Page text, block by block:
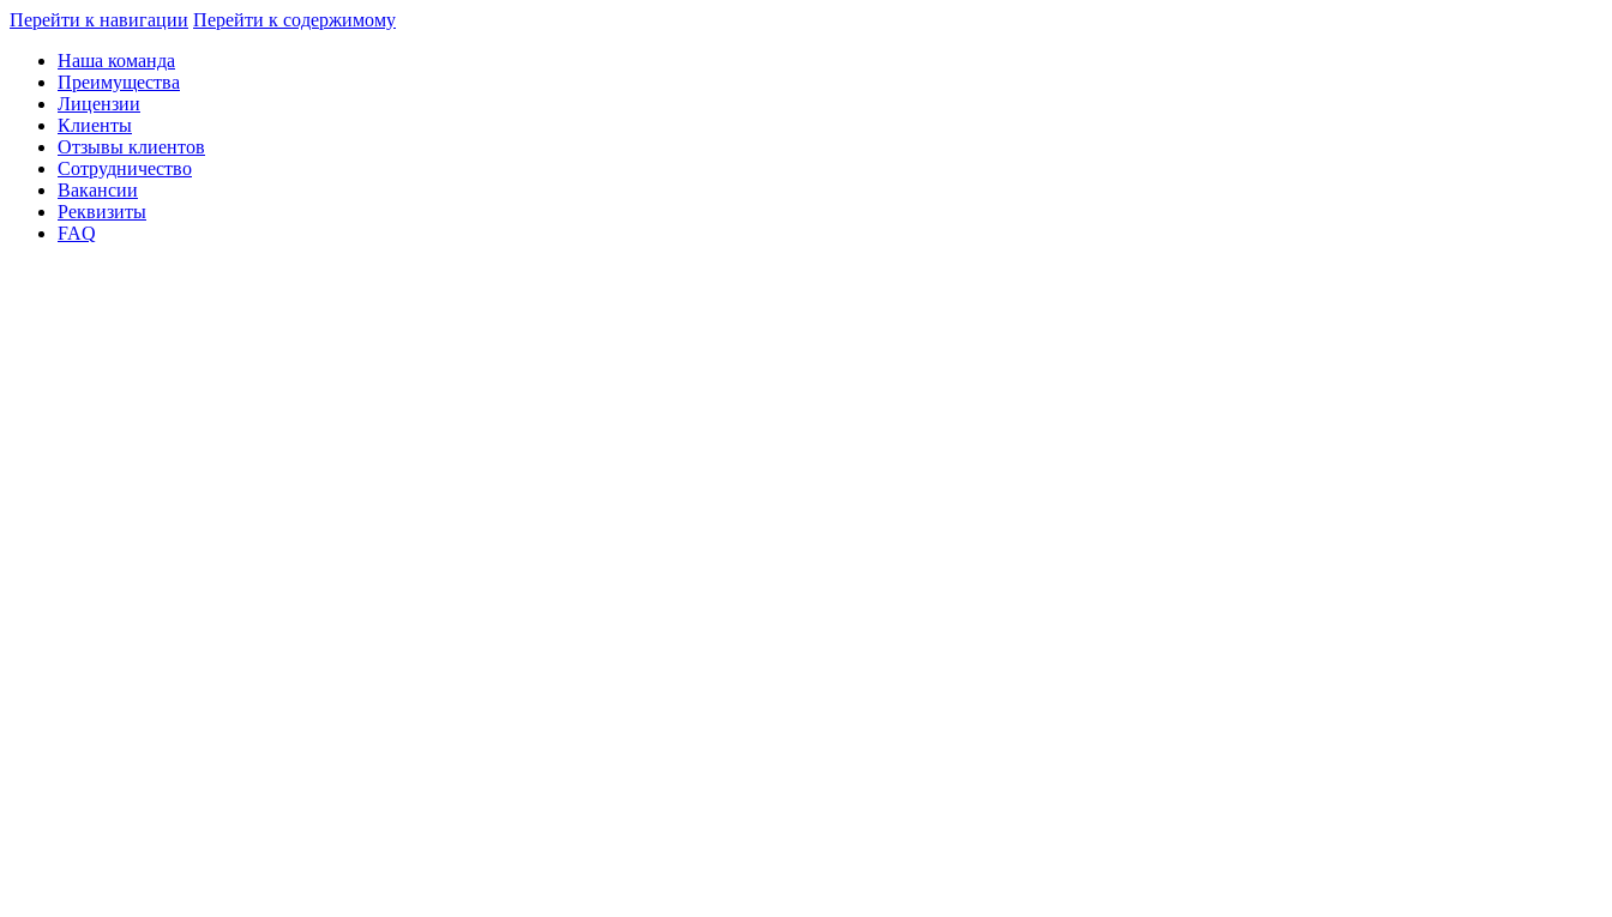
Перейти к навигации Перейти к содержимому
Наша команда
Преимущества
Лицензии
Клиенты
Отзывы клиентов
Сотрудничество
Вакансии
Реквизиты
FAQ